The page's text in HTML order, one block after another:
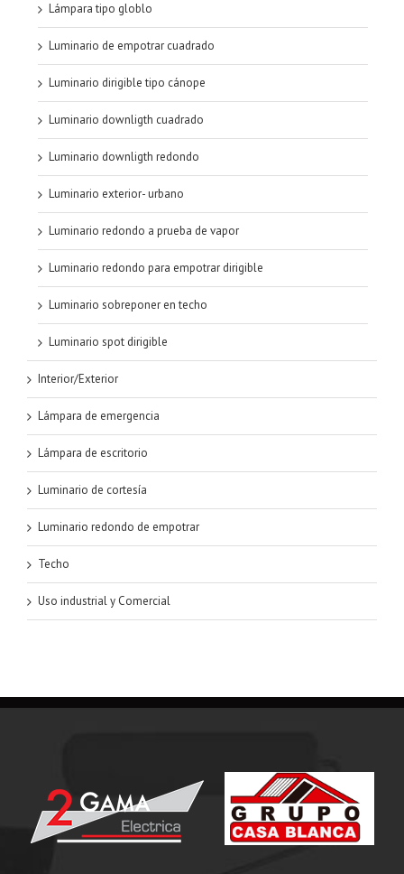
Lámpara tipo globlo
Luminario de empotrar cuadrado
Luminario dirigible tipo cánope
Luminario downligth cuadrado
Luminario downligth redondo
Luminario exterior- urbano
Luminario redondo a prueba de vapor
Luminario redondo para empotrar dirigible
Luminario sobreponer en techo
Luminario spot dirigible
Interior/Exterior
Lámpara de emergencia
Lámpara de escritorio
Luminario de cortesía
Luminario redondo de empotrar
Techo
Uso industrial y Comercial